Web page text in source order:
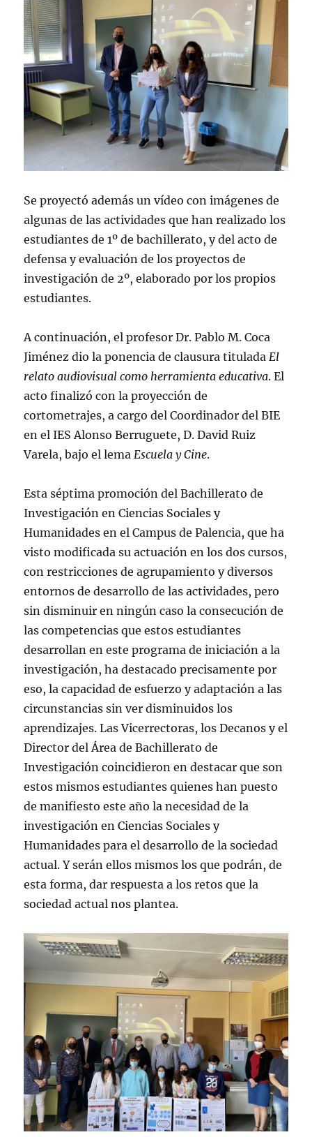
Se proyectó además un vídeo con imágenes de
algunas de las actividades que han realizado los
estudiantes de 1º de bachillerato, y del acto de
defensa y evaluación de los proyectos de
investigación de 2º, elaborado por los propios
estudiantes.
A continuación, el profesor Dr. Pablo M. Coca
Jiménez dio la ponencia de clausura titulada El
relato audiovisual como herramienta educativa. El
acto finalizó con la proyección de
cortometrajes, a cargo del Coordinador del BIE
en el IES Alonso Berruguete, D. David Ruiz
Varela, bajo el lema Escuela y Cine.
Esta séptima promoción del Bachillerato de
Investigación en Ciencias Sociales y
Humanidades en el Campus de Palencia, que ha
visto modificada su actuación en los dos cursos,
con restricciones de agrupamiento y diversos
entornos de desarrollo de las actividades, pero
sin disminuir en ningún caso la consecución de
las competencias que estos estudiantes
desarrollan en este programa de iniciación a la
investigación, ha destacado precisamente por
eso, la capacidad de esfuerzo y adaptación a las
circunstancias sin ver disminuidos los
aprendizajes. Las Vicerrectoras, los Decanos y el
Director del Área de Bachillerato de
Investigación coincidieron en destacar que son
estos mismos estudiantes quienes han puesto
de manifiesto este año la necesidad de la
investigación en Ciencias Sociales y
Humanidades para el desarrollo de la sociedad
actual. Y serán ellos mismos los que podrán, de
esta forma, dar respuesta a los retos que la
sociedad actual nos plantea.